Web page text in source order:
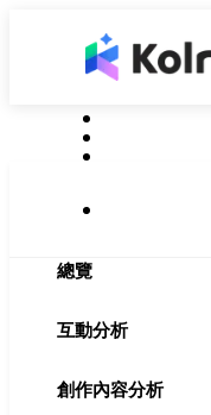
總覽
互動分析
創作內容分析